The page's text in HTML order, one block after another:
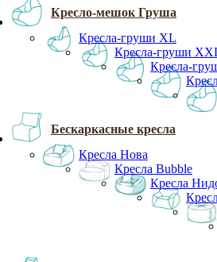
Кресло-мешок Груша
Кресла-груши XL
Кресла-груши
Кресла-
Бескаркасные кресла
Кресла Нова
Кресла Bubble
Кресла